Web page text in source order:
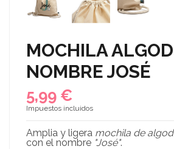
MOCHILA
NOMBRE JOSÉ
5,99 €
Impuestos incluidos
Amplia y ligera mochila de
con el nombre "José".